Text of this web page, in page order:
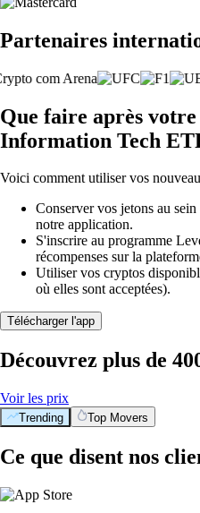
Partenaires
Que faire après
Information Tech
Voici comment utiliser vos
Conserver vos jetons au
notre application.
S'inscrire au programme
récompenses sur la
Utiliser vos cryptos
où elles sont acceptées).
Télécharger l'app
Découvrez plus de
Voir les prix
Trending Top Movers
Ce que disent nos